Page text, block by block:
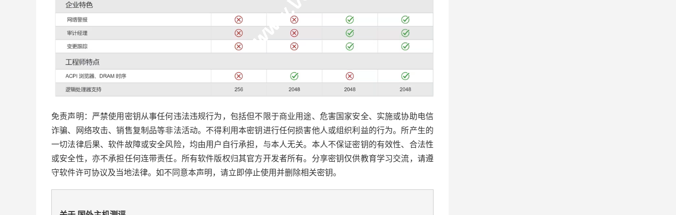
免责声明：严禁使用密钥从事任何违法违规行为，包括但不限于商业用途、危害国家安全、实施或协助电信
诈骗、网络攻击、销售复制品等非法活动。不得利用本密钥进行任何损害他人或组织利益的行为。所产生的
一切法律后果、软件故障或安全风险，均由用户自行承担，与本人无关。本人不保证密钥的有效性、合法性
或安全性，亦不承担任何连带责任。所有软件版权归其官方开发者所有。分享密钥仅供教育学习交流，请遵
守软件许可协议及当地法律。如不同意本声明，请立即停止使用并删除相关密钥。